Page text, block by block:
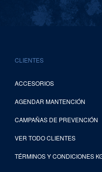
CLIENTES
ACCESORIOS
AGENDAR MANTENCIÓN
CAMPAÑAS DE PREVENCIÓN
VER TODO CLIENTES
TÉRMINOS Y CONDICIONES